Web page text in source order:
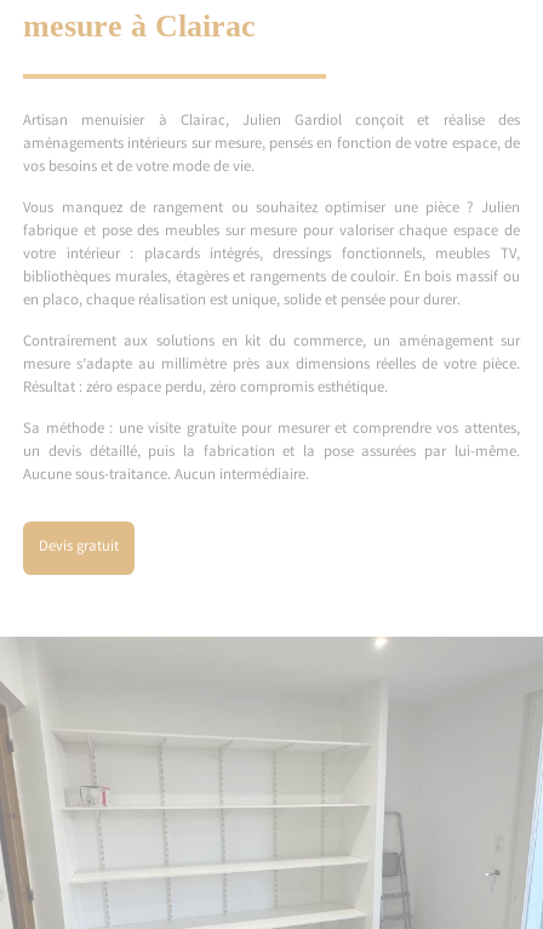
mesure à Clairac
Artisan menuisier à Clairac, Julien Gardiol conçoit et réalise des
aménagements intérieurs sur mesure, pensés en fonction de votre espace, de
vos besoins et de votre mode de vie.
Vous manquez de rangement ou souhaitez optimiser une pièce ? Julien
fabrique et pose des meubles sur mesure pour valoriser chaque espace de
votre intérieur : placards intégrés, dressings fonctionnels, meubles TV,
bibliothèques murales, étagères et rangements de couloir. En bois massif ou
en placo, chaque réalisation est unique, solide et pensée pour durer.
Contrairement aux solutions en kit du commerce, un aménagement sur
mesure s’adapte au millimètre près aux dimensions réelles de votre pièce.
Résultat : zéro espace perdu, zéro compromis esthétique.
Sa méthode : une visite gratuite pour mesurer et comprendre vos attentes,
un devis détaillé, puis la fabrication et la pose assurées par lui-même.
Aucune sous-traitance. Aucun intermédiaire.
Devis gratuit